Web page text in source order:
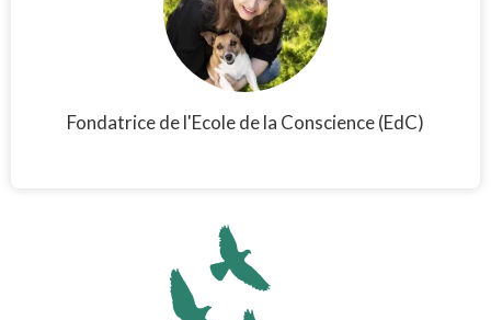
Fondatrice de l'Ecole de la Conscience (EdC)